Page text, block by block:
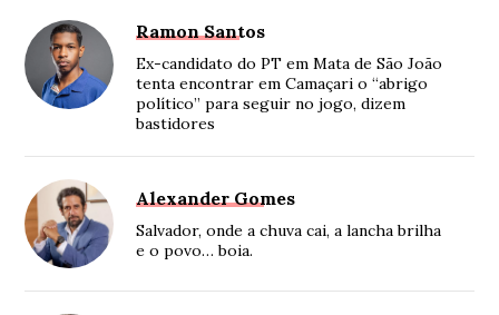
Ramon Santos
Ex-candidato do PT em Mata de São João
tenta encontrar em Camaçari o “abrigo
político” para seguir no jogo, dizem
bastidores
Alexander Gomes
Salvador, onde a chuva cai, a lancha brilha
e o povo… boia.